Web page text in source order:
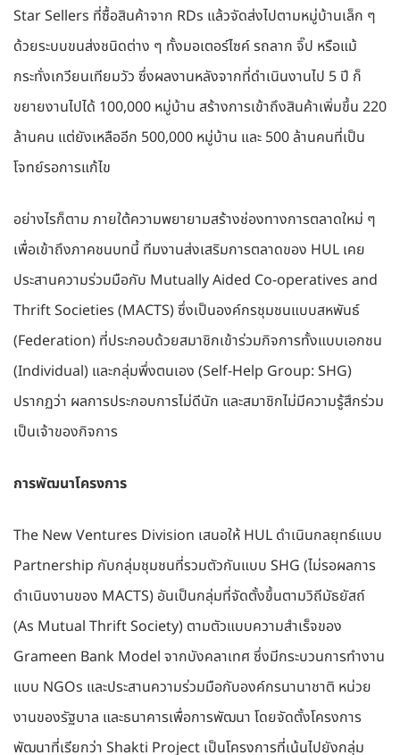
Star Sellers ที่ซื้อสินค้าจาก RDs แล้วจัดส่งไปตามหมู่บ้านเล็ก ๆ
ด้วยระบบขนส่งชนิดต่าง ๆ ทั้งมอเตอร์ไซค์ รถลาก จิ๊ป หรือแม้
กระทั่งเกวียนเทียมวัว ซึ่งผลงานหลังจากที่ดำเนินงานไป 5 ปี ก็
ขยายงานไปได้ 100,000 หมู่บ้าน สร้างการเข้าถึงสินค้าเพิ่มขึ้น 220
ล้านคน แต่ยังเหลืออีก 500,000 หมู่บ้าน และ 500 ล้านคนที่เป็น
โจทย์รอการแก้ไข
อย่างไรก็ตาม ภายใต้ความพยายามสร้างช่องทางการตลาดใหม่ ๆ
เพื่อเข้าถึงภาคชนบทนี้ ทีมงานส่งเสริมการตลาดของ HUL เคย
ประสานความร่วมมือกับ Mutually Aided Co-operatives and
Thrift Societies (MACTS) ซึ่งเป็นองค์กรชุมชนแบบสหพันธ์
(Federation) ที่ประกอบด้วยสมาชิกเข้าร่วมกิจการทั้งแบบเอกชน
(Individual) และกลุ่มพึ่งตนเอง (Self-Help Group: SHG)
ปรากฏว่า ผลการประกอบการไม่ดีนัก และสมาชิกไม่มีความรู้สึกร่วม
เป็นเจ้าของกิจการ
การพัฒนาโครงการ
The New Ventures Division เสนอให้ HUL ดำเนินกลยุทธ์แบบ
Partnership กับกลุ่มชุมชนที่รวมตัวกันแบบ SHG (ไม่รอผลการ
ดำเนินงานของ MACTS) อันเป็นกลุ่มที่จัดตั้งขึ้นตามวิถีมัธยัสถ์
(As Mutual Thrift Society) ตามตัวแบบความสำเร็จของ
Grameen Bank Model จากบังคลาเทศ ซึ่งมีกระบวนการทำงาน
แบบ NGOs และประสานความร่วมมือกับองค์กรนานาชาติ หน่วย
งานของรัฐบาล และธนาคารเพื่อการพัฒนา โดยจัดตั้งโครงการ
พัฒนาที่เรียกว่า Shakti Project เป็นโครงการที่เน้นไปยังกลุ่ม